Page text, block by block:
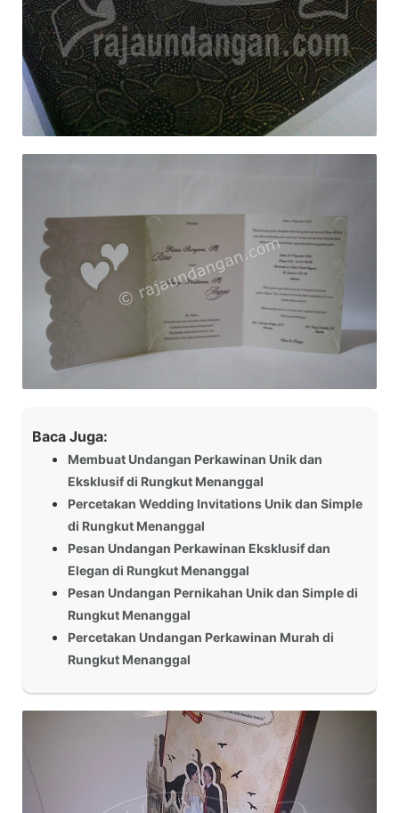
Baca Juga:
Membuat Undangan Perkawinan Unik dan
Eksklusif di Rungkut Menanggal
Percetakan Wedding Invitations Unik dan Simple
di Rungkut Menanggal
Pesan Undangan Perkawinan Eksklusif dan
Elegan di Rungkut Menanggal
Pesan Undangan Pernikahan Unik dan Simple di
Rungkut Menanggal
Percetakan Undangan Perkawinan Murah di
Rungkut Menanggal